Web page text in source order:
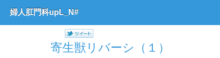
婦人肛門科upL_N#
寄生獣リバーシ（１）